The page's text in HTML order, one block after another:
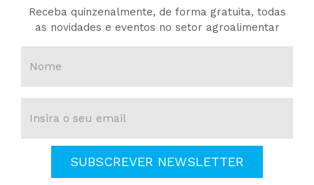
Receba quinzenalmente, de forma gratuita, todas
as novidades e eventos no setor agroalimentar
SUBSCREVER NEWSLETTER